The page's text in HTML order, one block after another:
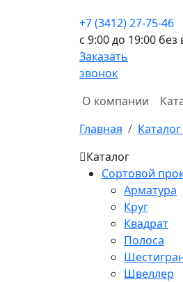
+7 (3412) 27-75-46
c 9:00 до 19:00
Заказать
звонок
О компании
Главная
Каталог
Сортовой
Арматура
Круг
Квадрат
Полоса
Швеллер